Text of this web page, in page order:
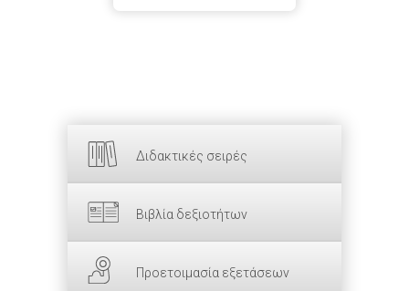
Διδακτικές σειρές
Βιβλία δεξιοτήτων
Προετοιμασία εξετάσεων